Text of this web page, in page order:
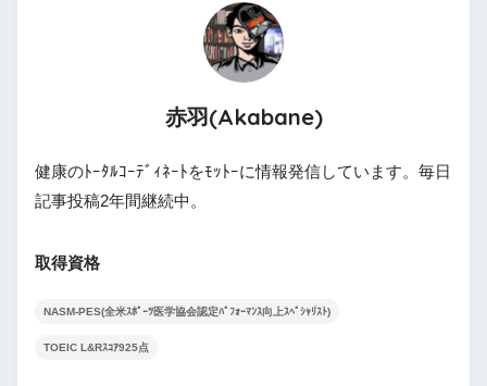
赤羽(Akabane)
健康のﾄｰﾀﾙｺｰﾃﾞｨﾈｰﾄをﾓｯﾄｰに情報発信しています。毎日
記事投稿2年間継続中。
取得資格
NASM-PES(全米ｽﾎﾟｰﾂ医学協会認定ﾊﾟﾌｫｰﾏﾝｽ向上ｽﾍﾟｼｬﾘｽﾄ)
TOEIC L&Rｽｺｱ925点